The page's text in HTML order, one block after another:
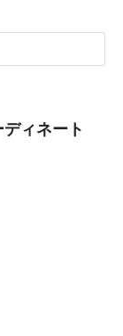
ィネート